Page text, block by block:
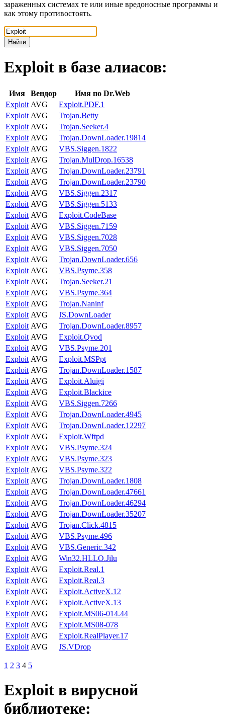
зараженных системах те или иные вредоносные программы и
как этому противостоять.
Найти
Exploit в базе алиасов:
Имя Вендор
Имя по Dr.Web
Exploit AVG
Exploit.PDF.1
Exploit AVG
Trojan.Betty
Exploit AVG
Trojan.Seeker.4
Exploit AVG
Trojan.DownLoader.19814
Exploit AVG
VBS.Siggen.1822
Exploit AVG
Trojan.MulDrop.16538
Exploit AVG
Trojan.DownLoader.23791
Exploit AVG
Trojan.DownLoader.23790
Exploit AVG
VBS.Siggen.2317
Exploit AVG
VBS.Siggen.5133
Exploit AVG
Exploit.CodeBase
Exploit AVG
VBS.Siggen.7159
Exploit AVG
VBS.Siggen.7028
Exploit AVG
VBS.Siggen.7050
Exploit AVG
Trojan.DownLoader.656
Exploit AVG
VBS.Psyme.358
Exploit AVG
Trojan.Seeker.21
Exploit AVG
VBS.Psyme.364
Exploit AVG
Trojan.Naninf
Exploit AVG
JS.DownLoader
Exploit AVG
Trojan.DownLoader.8957
Exploit AVG
Exploit.Qvod
Exploit AVG
VBS.Psyme.201
Exploit AVG
Exploit.MSPpt
Exploit AVG
Trojan.DownLoader.1587
Exploit AVG
Exploit.Aluigi
Exploit AVG
Exploit.Blackice
Exploit AVG
VBS.Siggen.7266
Exploit AVG
Trojan.DownLoader.4945
Exploit AVG
Trojan.DownLoader.12297
Exploit AVG
Exploit.Wftpd
Exploit AVG
VBS.Psyme.324
Exploit AVG
VBS.Psyme.323
Exploit AVG
VBS.Psyme.322
Exploit AVG
Trojan.DownLoader.1808
Exploit AVG
Trojan.DownLoader.47661
Exploit AVG
Trojan.DownLoader.46294
Exploit AVG
Trojan.DownLoader.35207
Exploit AVG
Trojan.Click.4815
Exploit AVG
VBS.Psyme.496
Exploit AVG
VBS.Generic.342
Exploit AVG
Win32.HLLO.Jilu
Exploit AVG
Exploit.Real.1
Exploit AVG
Exploit.Real.3
Exploit AVG
Exploit.ActiveX.12
Exploit AVG
Exploit.ActiveX.13
Exploit AVG
Exploit.MS06-014.44
Exploit AVG
Exploit.MS08-078
Exploit AVG
Exploit.RealPlayer.17
Exploit AVG JS.VDrop
1 2 3 4 5
Exploit в вирусной
библиотеке: